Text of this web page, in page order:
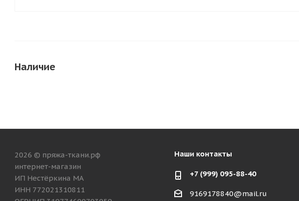
Наличие
2026 © пряжа-ткани.рф
интернет-магазин
ИП Нестёркина МА
ИНН 772021310811
Наши контакты
+7 (999) 095-88-40
9169178840@mail.ru